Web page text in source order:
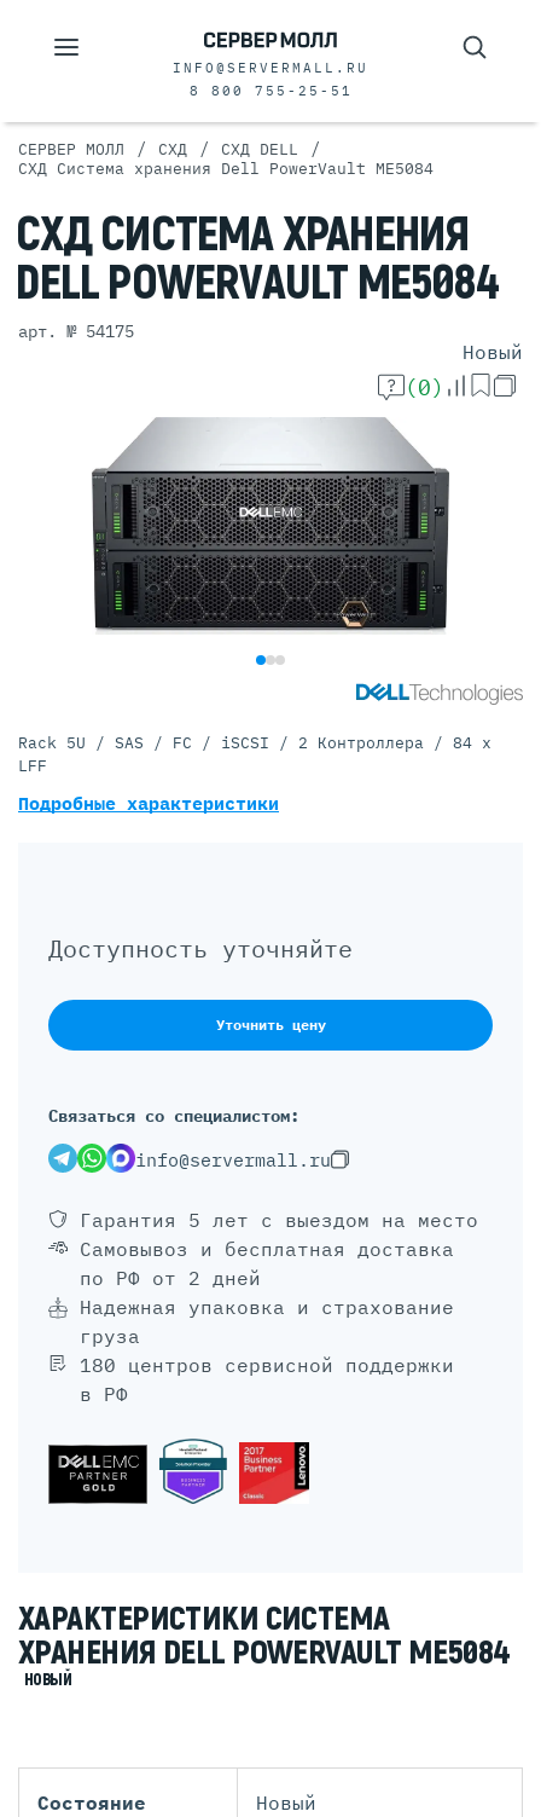
INFO@SERVERMALL.RU
8 800 755-25-51
СЕРВЕР МОЛЛ / СХД / СХД DELL /
СХД Система хранения Dell PowerVault ME5084
СХДСИСТЕМАХРАНЕНИЯ
DELLPOWERVAULT ME5084
арт. № 54175
Новый
(0)
Доступность уточняйте
Уточнить цену
Связаться со специалистом:
info@servermall.ru
Гарантия 5 лет с выездом на место
Самовывоз и бесплатная доставка
по РФ от 2 дней
Надежная упаковка и страхование
груза
180 центров сервисной поддержки
в РФ
Rack 5U / SAS / FC / iSCSI / 2 Контроллера / 84 x
LFF
Подробные характеристики
ХАРАКТЕРИСТИКИ СИСТЕМА
ХРАНЕНИЯ DELL POWERVAULT ME5084
НОВЫЙ
Состояние Новый